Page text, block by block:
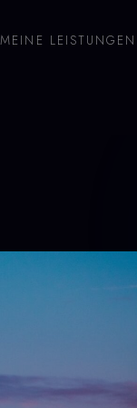
LEISTUNGEN